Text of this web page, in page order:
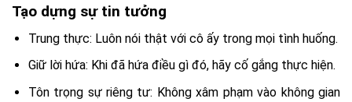
Tạo dựng sự tin tưởng
Trung thực: Luôn nói thật với cô ấy trong mọi tình huống.
Giữ lời hứa: Khi đã hứa điều gì đó, hãy cố gắng thực hiện.
Tôn trọng sự riêng tư: Không xâm phạm vào không gian